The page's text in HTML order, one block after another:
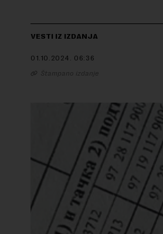
VESTI IZ IZDANJA
01.10.2024. 06:36
Štampano izdanje